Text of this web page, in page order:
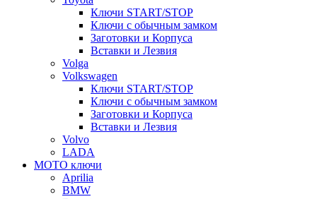
Ключи START/STOP
Ключи с обычным замком
Заготовки и Корпуса
Вставки и Лезвия
Volga
Volkswagen
Ключи START/STOP
Ключи с обычным замком
Заготовки и Корпуса
Вставки и Лезвия
Volvo
LADA
МОТО ключи
Aprilia
BMW